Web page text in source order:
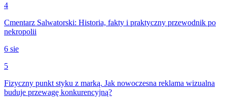
4
Cmentarz Salwatorski: Historia, fakty i praktyczny przewodnik po
nekropolii
6 sie
5
Fizyczny punkt styku z marką. Jak nowoczesna reklama wizualna
buduje przewagę konkurencyjną?